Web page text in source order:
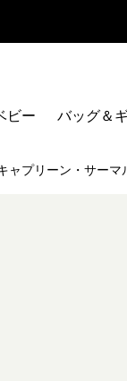
ビー バッグ＆
ャプリーン・サーマ